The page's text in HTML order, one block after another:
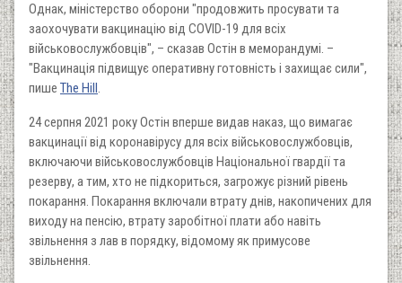
Однак, міністерство оборони "продовжить просувати та
заохочувати вакцинацію від COVID-19 для всіх
військовослужбовців", – сказав Остін в меморандумі. –
"Вакцинація підвищує оперативну готовність і захищає сили",
пише The Hill.
24 серпня 2021 року Остін вперше видав наказ, що вимагає
вакцинації від коронавірусу для всіх військовослужбовців,
включаючи військовослужбовців Національної гвардії та
резерву, а тим, хто не підкориться, загрожує різний рівень
покарання. Покарання включали втрату днів, накопичених для
виходу на пенсію, втрату заробітної плати або навіть
звільнення з лав в порядку, відомому як примусове
звільнення.